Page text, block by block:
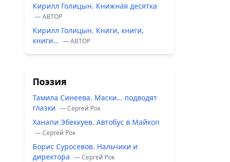
Кирилл Голицын. Книжная десятка
— ABTOP
Кирилл Голицын. Книги, книги,
книги… — ABTOP
Поэзия
Тамила Синеева. Маски… подводят
глазки — Сергей Рок
Ханапи Эбеккуев. Автобус в Майкоп
— Сергей Рок
Борис Суросевов. Нальчики и
директора — Сергей Рок